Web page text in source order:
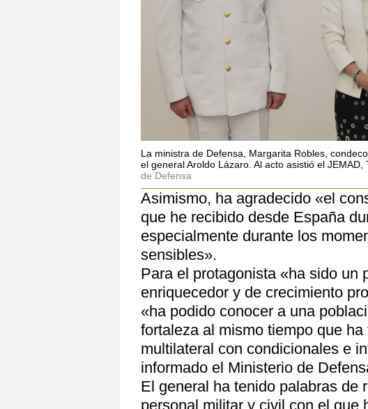
La ministra de Defensa, Margarita Robles,
el general Aroldo Lázaro. Al acto asistió el
de Defensa
Asimismo, ha agradecido «el
que he recibido desde España
especialmente durante los
sensibles».
Para el protagonista «ha sido un
enriquecedor y de crecimiento
«ha podido conocer a una
fortaleza al mismo tiempo que
multilateral con condicionales e
informado el Ministerio de
El general ha tenido palabras de
personal militar y civil con el que